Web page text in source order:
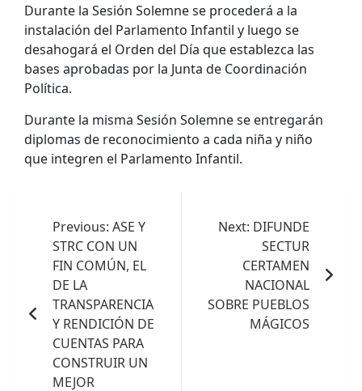
Durante la Sesión Solemne se procederá a la
instalación del Parlamento Infantil y luego se
desahogará el Orden del Día que establezca las
bases aprobadas por la Junta de Coordinación
Política.
Durante la misma Sesión Solemne se entregarán
diplomas de reconocimiento a cada niña y niño
que integren el Parlamento Infantil.
entradas
Previous: ASE Y
STRC CON UN
FIN COMÚN, EL
DE LA
TRANSPARENCIA
Y RENDICIÓN DE
CUENTAS PARA
CONSTRUIR UN
MEJOR
Next: DIFUNDE
SECTUR
CERTAMEN
NACIONAL
SOBRE PUEBLOS
MÁGICOS